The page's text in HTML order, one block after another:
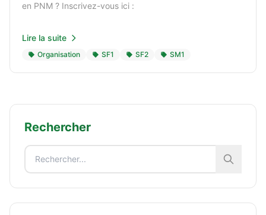
en PNM ? Inscrivez-vous ici :
Lire la suite
Organisation SF1 SF2 SM1
Rechercher